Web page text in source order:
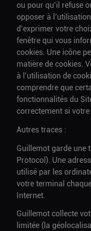
ou pour qu’il refuse
opposer à
d’exprimer votre
fenêtre qui vous
cookies. Une icône
matière de cookies.
à l’utilisation de
comprendre que
fonctionnalités du
correctement si
Autres traces :
Guillemot garde une
Protocol). Une
utilisé par les
votre terminal
Internet.
Guillemot collecte
limitée (la